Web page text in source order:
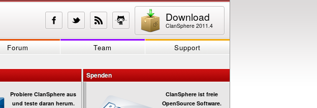
Download
ClanSphere 2011.4
Forum Team Support
Probiere ClanSphere aus
und teste daran herum.
Spenden
ClanSphere ist freie
OpenSource Software.